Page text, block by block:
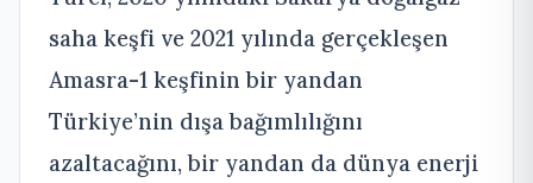
saha keşfi ve 2021 yılında gerçekleşen
Amasra-1 keşfinin bir yandan
Türkiye’nin dışa bağımlılığını
azaltacağını, bir yandan da dünya enerji